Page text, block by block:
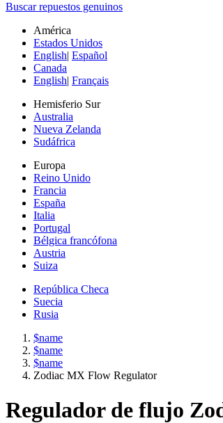
Buscar repuestos genuinos
América
Estados Unidos
English| Español
Canada
English| Français
Hemisferio Sur
Australia
Nueva Zelanda
Sudáfrica
Europa
Reino Unido
Francia
España
Italia
Portugal
Bélgica francófona
Austria
Suiza
República Checa
Suecia
Rusia
$name
$name
$name
Zodiac MX Flow Regulator
Regulador de flujo